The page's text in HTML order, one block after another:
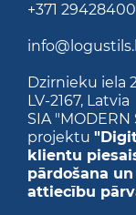
+371 29428400
Dzirnieku iela
LV-2167,Latvia
SIA
projektu
klientu
pārdošana
attiecību